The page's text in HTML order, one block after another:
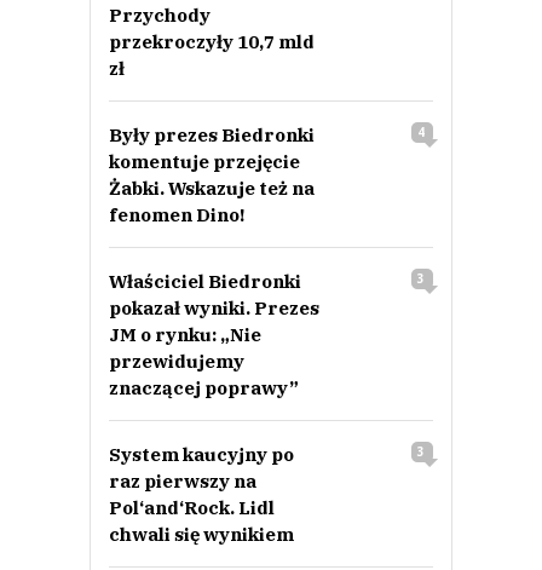
Przychody
przekroczyły 10,7 mld
zł
Były prezes Biedronki
komentuje przejęcie
Żabki. Wskazuje też na
fenomen Dino!
4
Właściciel Biedronki
pokazał wyniki. Prezes
JM o rynku: „Nie
przewidujemy
znaczącej poprawy”
3
System kaucyjny po
raz pierwszy na
Pol‘and‘Rock. Lidl
chwali się wynikiem
3